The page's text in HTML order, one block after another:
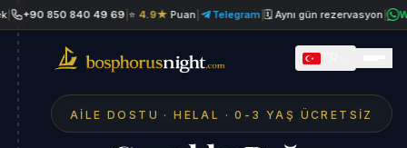
850 840 49 69|⭐4.9★ Puan| Telegram|🗓 Aynı gün rezervasyon|
AILE DOSTU · HELAL · 0-3 YAŞ ÜCRETSIZ